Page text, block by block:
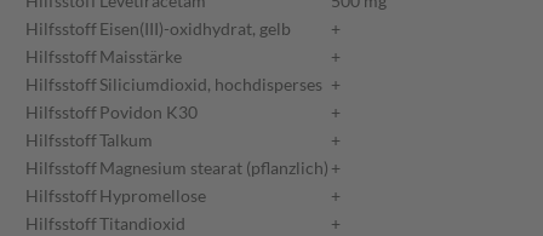
HilfsstoffEisen(III)-oxidhydrat, gelb
+
HilfsstoffMaisstärke
+
HilfsstoffSiliciumdioxid, hochdisperses +
HilfsstoffPovidon K30
+
HilfsstoffTalkum
+
HilfsstoffMagnesium stearat (pflanzlich) +
HilfsstoffHypromellose
+
HilfsstoffTitandioxid
+